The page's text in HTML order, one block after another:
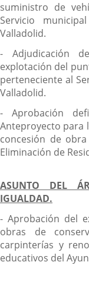
suministro de
Servicio
Valladolid.
- Adjudicación
explotación del
perteneciente al
Valladolid.
- Aprobación
Anteproyecto para
concesión de
Eliminación de
ASUNTO DEL
IGUALDAD.
- Aprobación del
obras de
carpinterías y
educativos del